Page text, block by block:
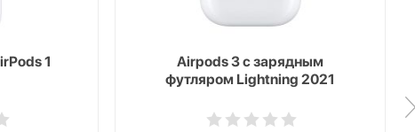
1
Airpods 3 с зарядным
футляром Lightning 2021